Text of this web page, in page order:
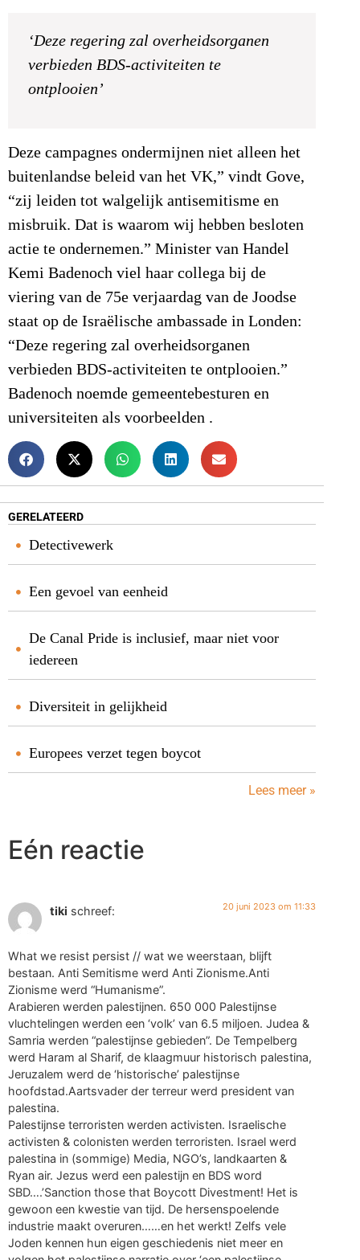
‘Deze regering zal overheidsorganen
verbieden BDS-activiteiten te
ontplooien’
Deze campagnes ondermijnen niet alleen het
buitenlandse beleid van het VK,” vindt Gove,
“zij leiden tot walgelijk antisemitisme en
misbruik. Dat is waarom wij hebben besloten
actie te ondernemen.” Minister van Handel
Kemi Badenoch viel haar collega bij de
viering van de 75e verjaardag van de Joodse
staat op de Israëlische ambassade in Londen:
“Deze regering zal overheidsorganen
verbieden BDS-activiteiten te ontplooien.”
Badenoch noemde gemeentebesturen en
universiteiten als voorbeelden .
GERELATEERD
Detectivewerk
Een gevoel van eenheid
De Canal Pride is inclusief, maar niet voor
iedereen
Diversiteit in gelijkheid
Europees verzet tegen boycot
Lees meer »
Eén reactie
tiki schreef: 20 juni 2023 om 11:33
What we resist persist // wat we weerstaan, blijft
bestaan. Anti Semitisme werd Anti Zionisme.Anti
Zionisme werd “Humanisme”.
Arabieren werden palestijnen. 650 000 Palestijnse
vluchtelingen werden een ‘volk’ van 6.5 miljoen. Judea &
Samria werden “palestijnse gebieden”. De Tempelberg
werd Haram al Sharif, de klaagmuur historisch palestina,
Jeruzalem werd de ‘historische’ palestijnse
hoofdstad.Aartsvader der terreur werd president van
palestina.
Palestijnse terroristen werden activisten. Israelische
activisten & colonisten werden terroristen. Israel werd
palestina in (sommige) Media, NGO’s, landkaarten &
Ryan air. Jezus werd een palestijn en BDS word
SBD….’Sanction those that Boycott Divestment! Het is
gewoon een kwestie van tijd. De hersenspoelende
industrie maakt overuren……en het werkt! Zelfs vele
Joden kennen hun eigen geschiedenis niet meer en